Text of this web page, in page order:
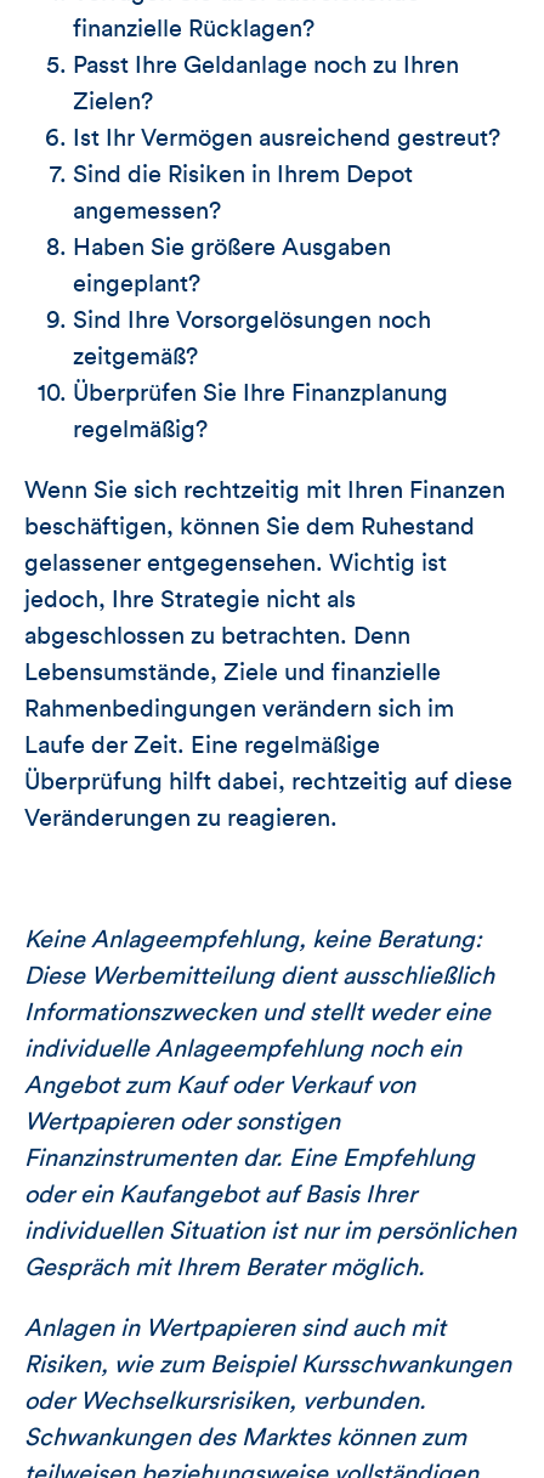
finanzielle Rücklagen?
Passt Ihre Geldanlage noch zu Ihren
Zielen?
Ist Ihr Vermögen ausreichend gestreut?
Sind die Risiken in Ihrem Depot
angemessen?
Haben Sie größere Ausgaben
eingeplant?
Sind Ihre Vorsorgelösungen noch
zeitgemäß?
Überprüfen Sie Ihre Finanzplanung
regelmäßig?
Wenn Sie sich rechtzeitig mit Ihren Finanzen
beschäftigen, können Sie dem Ruhestand
gelassener entgegensehen. Wichtig ist
jedoch, Ihre Strategie nicht als
abgeschlossen zu betrachten. Denn
Lebensumstände, Ziele und finanzielle
Rahmenbedingungen verändern sich im
Laufe der Zeit. Eine regelmäßige
Überprüfung hilft dabei, rechtzeitig auf diese
Veränderungen zu reagieren.
Keine Anlageempfehlung, keine Beratung:
Diese Werbemitteilung dient ausschließlich
Informationszwecken und stellt weder eine
individuelle Anlageempfehlung noch ein
Angebot zum Kauf oder Verkauf von
Wertpapieren oder sonstigen
Finanzinstrumenten dar. Eine Empfehlung
oder ein Kaufangebot auf Basis Ihrer
individuellen Situation ist nur im persönlichen
Gespräch mit Ihrem Berater möglich.
Anlagen in Wertpapieren sind auch mit
Risiken, wie zum Beispiel Kursschwankungen
oder Wechselkursrisiken, verbunden.
Schwankungen des Marktes können zum